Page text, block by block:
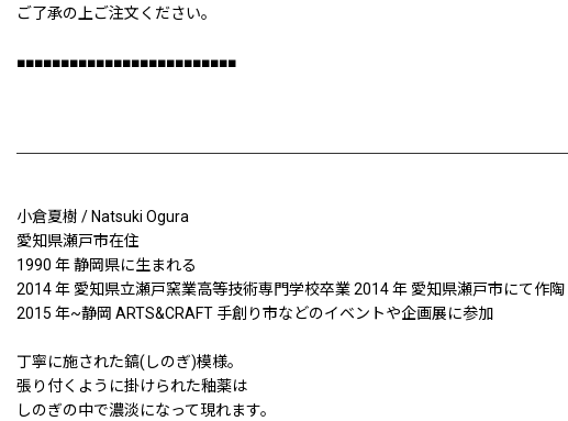
ご了承の上ご注文ください。
■■■■■■■■■■■■■■■■■■■■■■■■■
小倉夏樹 / Natsuki Ogura
愛知県瀬戸市在住
1990 年 静岡県に生まれる
2014 年 愛知県立瀬戸窯業高等技術専門学校卒業 2014 年 愛知県瀬戸市にて作陶
2015 年~静岡 ARTS&CRAFT 手創り市などのイベントや企画展に参加
丁寧に施された鎬(しのぎ)模様。
張り付くように掛けられた釉薬は
しのぎの中で濃淡になって現れます。